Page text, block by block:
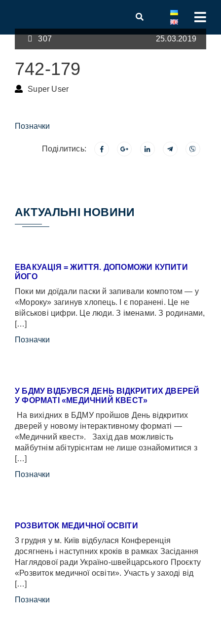
307 25.03.2019
742-179
Super User
Позначки
Поділитись:
АКТУАЛЬНІ НОВИНИ
ЕВАКУАЦІЯ = ЖИТТЯ. ДОПОМОЖИ КУПИТИ
ЙОГО
Поки ми доїдали паски й запивали компотом — у
«Мороку» загинув хлопець. І є поранені. Це не
військові цифри. Це люди. З іменами. З родинами,
[…]
Позначки
У БДМУ ВІДБУВСЯ ДЕНЬ ВІДКРИТИХ ДВЕРЕЙ
У ФОРМАТІ «МЕДИЧНИЙ КВЕСТ»
На вихідних в БДМУ пройшов День відкритих
дверей у новому інтерактивному форматі —
«Медичний квест». Захід дав можливість
майбутнім абітурієнтам не лише ознайомитися з
[…]
Позначки
РОЗВИТОК МЕДИЧНОЇ ОСВІТИ
3 грудня у м. Київ відбулася Конференція
досягнень і наступних кроків в рамках Засідання
Наглядової ради Україно-швейцарського Проєкту
«Розвиток медичної освіти». Участь у заході від
[…]
Позначки